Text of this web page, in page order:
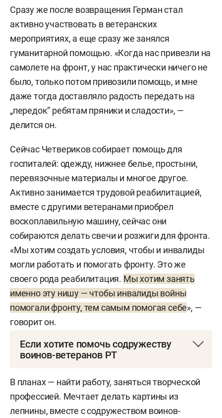
Сразу же после возвращения Герман стал
активно участвовать в ветеранских
мероприятиях, а еще сразу же занялся
гуманитарной помощью. «Когда нас привезли на
самолете на фронт, у нас практически ничего не
было, только потом привозили помощь, и мне
даже тогда доставляло радость передать на
„передок“ ребятам пряники и сладости», —
делится он.
Сейчас Четвериков собирает помощь для
госпиталей: одежду, нижнее белье, простыни,
перевязочные материалы и многое другое.
Активно занимается трудовой реабилитацией,
вместе с другими ветеранами приобрел
воскоплавильную машину, сейчас они
собираются делать свечи и розжиги для фронта.
«Мы хотим создать условия, чтобы и инвалиды
могли работать и помогать фронту. Это же
своего рода реабилитация. Мы хотим занять
именно эту нишу — чтобы инвалиды войны
помогали фронту, тем самым помогая себе», —
говорит он.
Если хотите помочь содружеству
воинов-ветеранов РТ
Расчетный счет: 40703810020000006998
В планах — найти работу, заняться творческой
профессией. Мечтает делать картины из
лепнины, вместе с содружеством воинов-